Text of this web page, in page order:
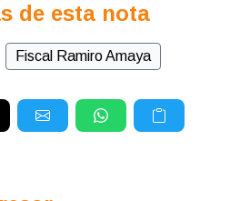
de esta nota
Fiscal Ramiro Amaya